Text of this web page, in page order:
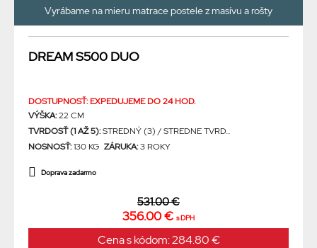
Vyrábame na mieru matrace postele z masívu a rošty
DREAM S500 DUO
DOSTUPNOSŤ: EXPEDUJEME DO 24 HOD.
VÝŠKA:22 CM
TVRDOSŤ (1 AŽ 5):STREDNÝ (3) / STREDNE TVRD...
NOSNOSŤ:130 KG ZÁRUKA:3 ROKY
Doprava zadarmo
531.00 €
356.00 € s DPH
Cena s kódom: 284.80 €